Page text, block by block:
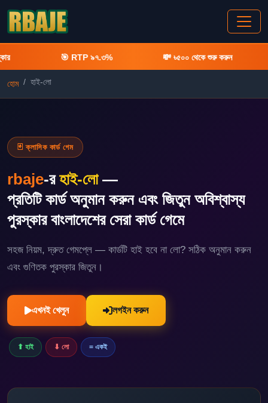
🎯 RTP ৯৭.৩% 💸 ৳৫০০ থেকে শুরু করুন
হোম হাই-লো
♠
♥ 🃏 ক্লাসিক কার্ড গেম
rbaje-রহাই-লো—
প্রতিটি কার্ড অনুমান করুন এবং জিতুন অবিশ্বাস্য
পুরস্কার বাংলাদেশের সেরা কার্ড গেমে
সহজ নিয়ম, দ্রুত গেমপ্লে — কার্ডটি হাই হবে না লো? সঠিক অনুমান করুন
এবং গুণিতক পুরস্কার জিতুন।
এখনই খেলুন লগইন করুন
⬆ হাই ⬇ লো = একই